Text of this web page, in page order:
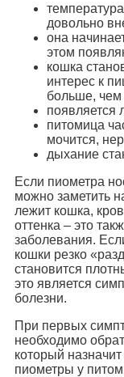
довольно
она
этом
кошка
интерес к
больше,
появляется
питомица
мочится,
дыхание
Если пиометра
можно заметить
лежит кошка,
оттенка – это
заболевания.
кошки резко
становится
это является
болезни.
При первых
необходимо
который
пиометры у